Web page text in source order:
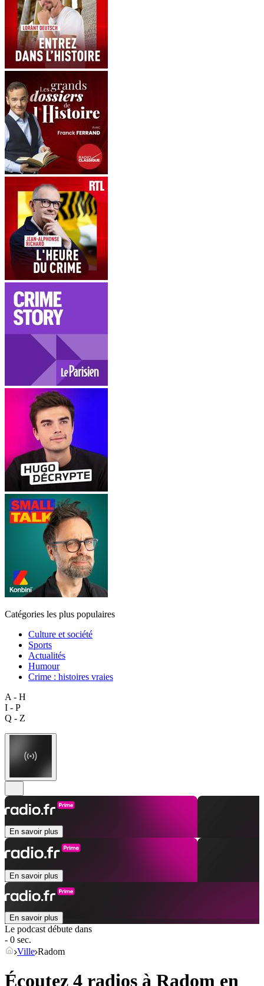
Catégories les plus populaires
Culture et société
Sports
Actualités
Humour
Crime : histoires vraies
A - H
I - P
Q - Z
En savoir plus
En savoir plus
En savoir plus
Le podcast débute dans
- 0 sec.
Ville Radom
Écoutez 4 radios à Radom en